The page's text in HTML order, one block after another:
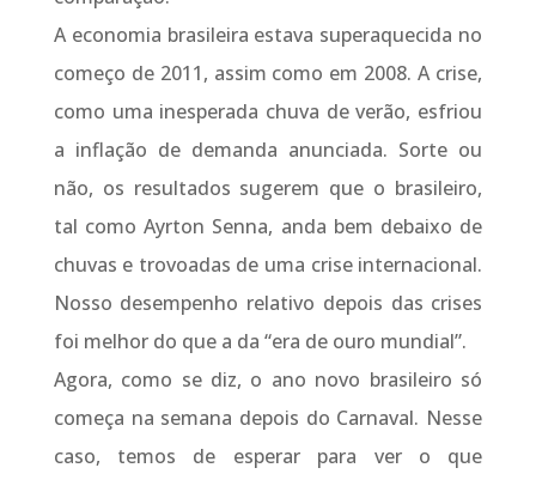
A economia brasileira estava superaquecida no
começo de 2011, assim como em 2008. A crise,
como uma inesperada chuva de verão, esfriou
a inflação de demanda anunciada. Sorte ou
não, os resultados sugerem que o brasileiro,
tal como Ayrton Senna, anda bem debaixo de
chuvas e trovoadas de uma crise internacional.
Nosso desempenho relativo depois das crises
foi melhor do que a da “era de ouro mundial”.
Agora, como se diz, o ano novo brasileiro só
começa na semana depois do Carnaval. Nesse
caso, temos de esperar para ver o que